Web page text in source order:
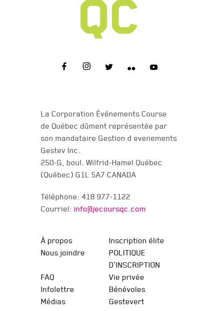
La Corporation Événements Course
de Québec dûment représentée par
son mandataire Gestion d evenements
Gestev Inc.
250-G, boul. Wilfrid-Hamel Québec
(Québec) G1L 5A7 CANADA
Téléphone: 418 977-1122
Courriel: info@jecoursqc.com
À propos
Inscription élite
Nous joindre
POLITIQUE
D’INSCRIPTION
FAQ
Vie privée
Infolettre
Bénévoles
Médias
Gestevert